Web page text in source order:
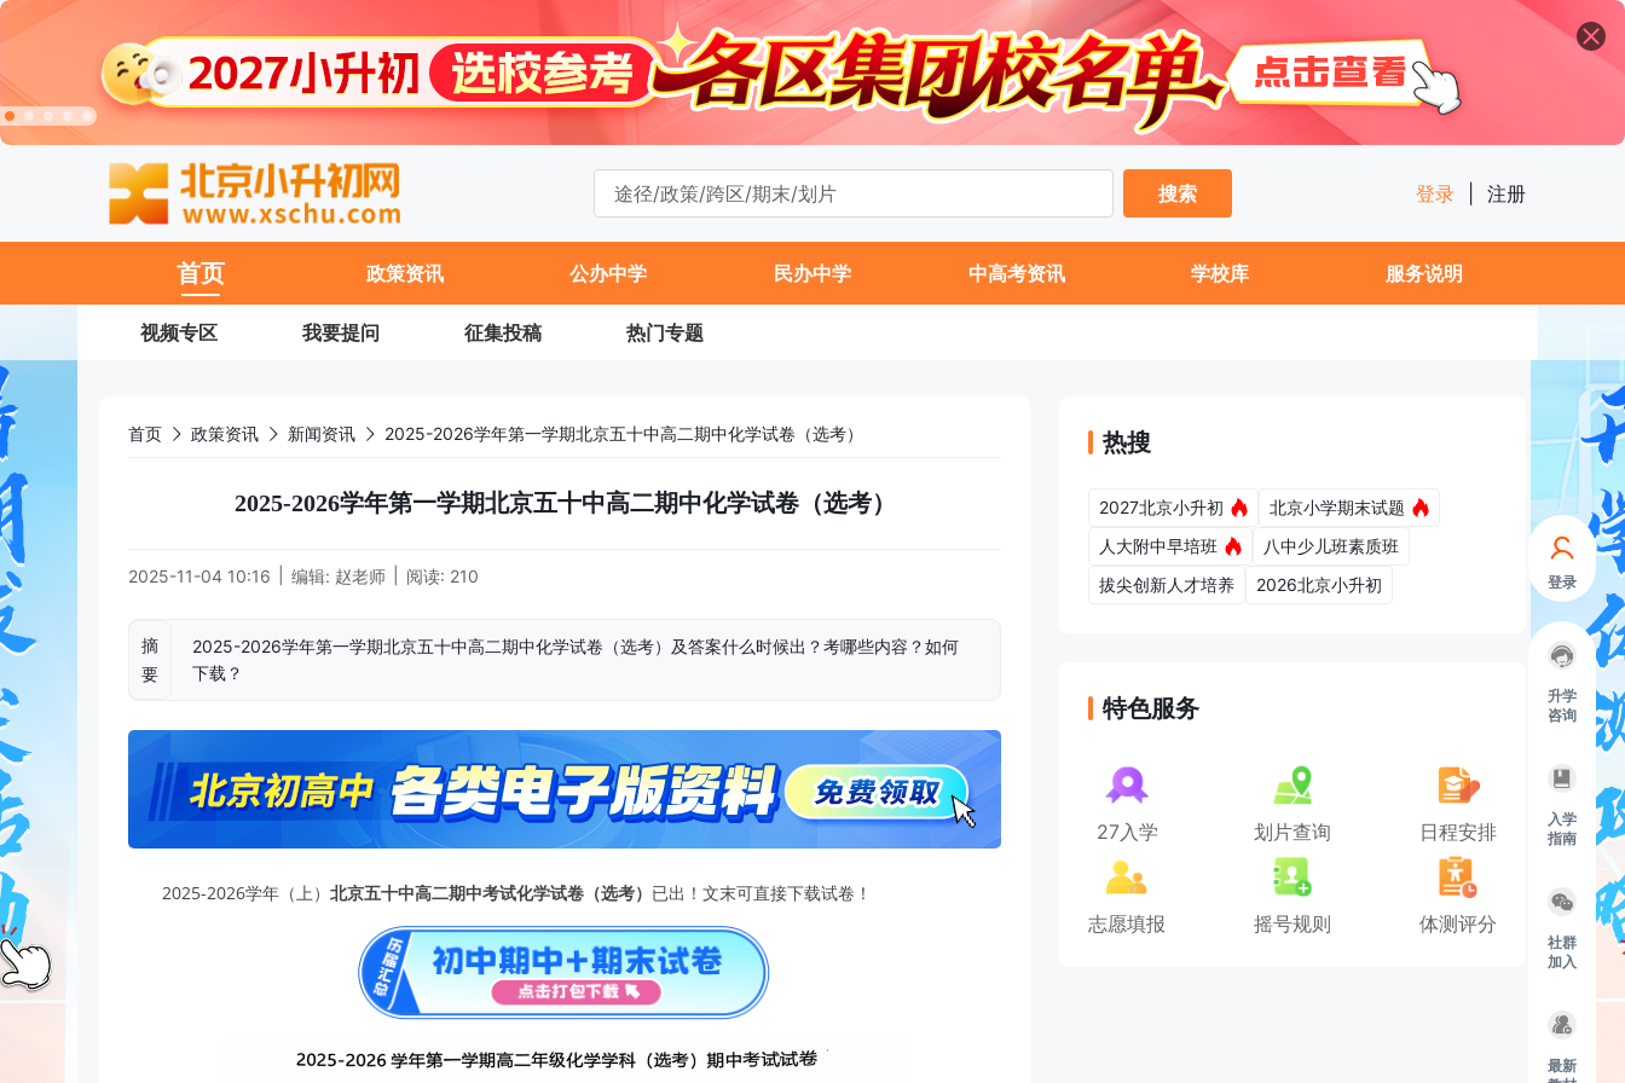
登录
升学
咨询
入学
指南
社群
加入
最新
搜索
登录 注册
首页 政策资讯 公办中学 民办中学 中高考资讯 学校库 服务说明
视频专区 我要提问 征集投稿 热门专题
首页 政策资讯 新闻资讯 2025-2026学年第一学期北京五十中高二期中化学试卷（选考）
2025-2026学年第一学期北京五十中高二期中化学试卷（选考）
2025-11-04 10:16 编辑: 赵老师 阅读: 210
摘
要
2025-2026学年第一学期北京五十中高二期中化学试卷（选考）及答案什么时候出？考哪些内容？如何
下载？
2025-2026学年（上） 北京五十中高二期中考试化学试卷（选考） 已出！文末可直接下载试卷！
热搜
2027北京小升初
北京小学期末试题
人大附中早培班
八中少儿班素质班
拔尖创新人才培养
2026北京小升初
特色服务
27入学 划片查询 日程安排
志愿填报 摇号规则 体测评分